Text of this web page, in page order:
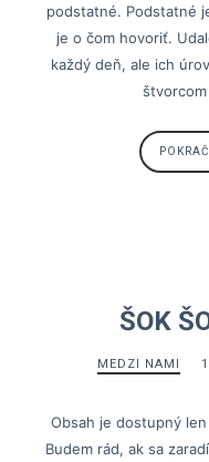
podstatné. Podstatné
je o čom hovoriť.
každý deň, ale ich
ŠOK
MEDZI NAMI
Obsah je dostupný
Budem rád, ak sa